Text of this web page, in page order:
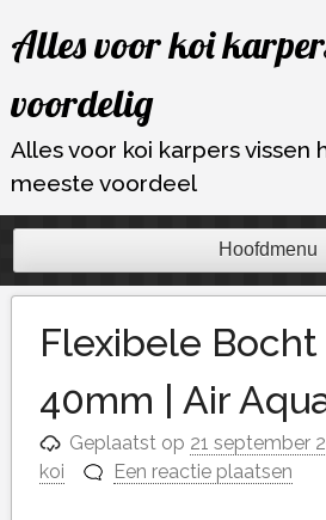
naar
inhoud
Alles voor koi
voordelig
Alles voor koi karpers vissen
meeste voordeel
Hoofdmenu
Flexibele
40mm | Air
Geplaatst op 21 september
koi
Een reactie plaatsen